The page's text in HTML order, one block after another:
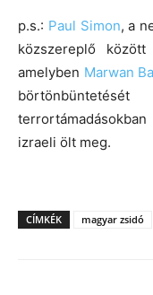
p.s.: Paul Simon, a
közszereplő
amelyben Marwan
izraeli ölt meg.
CÍMKÉK magyar zsidó